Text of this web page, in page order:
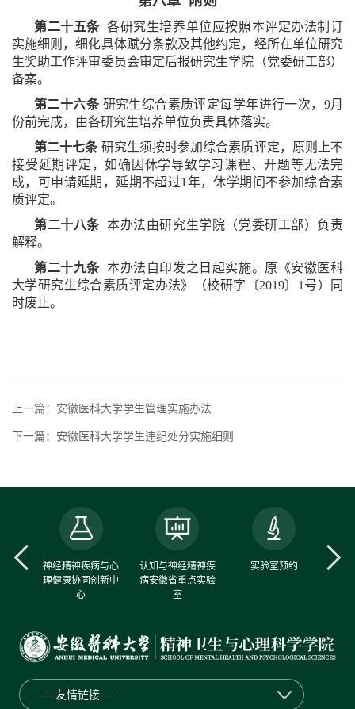
第二十五条 各研究生培养单位应按照本评定办法制订
实施细则，细化具体赋分条款及其他约定，经所在单位研究
生奖助工作评审委员会审定后报研究生学院（党委研工部）
备案。
第二十六条研究生综合素质评定每学年进行一次，9月
份前完成，由各研究生培养单位负责具体落实。
第二十七条研究生须按时参加综合素质评定，原则上不
接受延期评定，如确因休学导致学习课程、开题等无法完
成，可申请延期，延期不超过1年，休学期间不参加综合素
质评定。
第二十八条本办法由研究生学院（党委研工部）负责
解释。
第二十九条 本办法自印发之日起实施。原《安徽医科
大学研究生综合素质评定办法》（校研字〔2019〕1号）同
时废止。
上一篇：安徽医科大学学生管理实施办法
下一篇：安徽医科大学学生违纪处分实施细则
心
神经精神疾病与心
理健康协同创新中
心
认知与神经精神疾
病安徽省重点实验
室
实验室预约
----友情链接----